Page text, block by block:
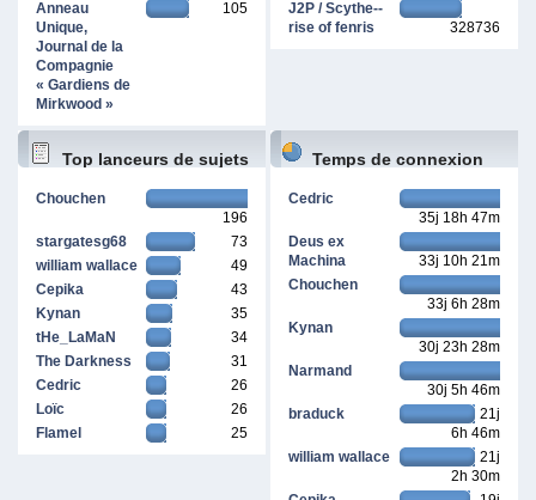
Anneau
Unique,
Journal de la
Compagnie
« Gardiens de
Mirkwood »
105
J2P / Scythe--
rise of fenris
328736
Top lanceurs de sujets
Chouchen
196
stargatesg68
73
william wallace
49
Cepika
43
Kynan
35
tHe_LaMaN
34
The Darkness
31
Cedric
26
Loïc
26
Flamel
25
Temps de connexion
Cedric
35j 18h 47m
Deus ex
Machina
33j 10h 21m
Chouchen
33j 6h 28m
Kynan
30j 23h 28m
Narmand
30j 5h 46m
braduck
21j
6h 46m
william wallace
21j
2h 30m